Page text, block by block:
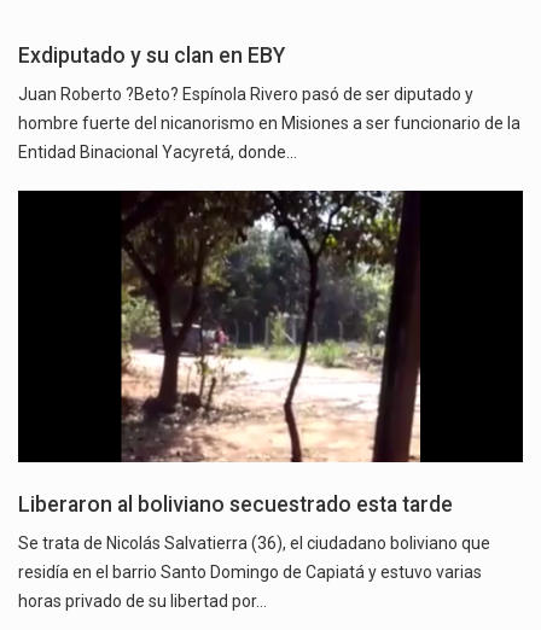
Exdiputado y su clan en EBY
Juan Roberto ?Beto? Espínola Rivero pasó de ser diputado y
hombre fuerte del nicanorismo en Misiones a ser funcionario de la
Entidad Binacional Yacyretá, donde…
Liberaron al boliviano secuestrado esta tarde
Se trata de Nicolás Salvatierra (36), el ciudadano boliviano que
residía en el barrio Santo Domingo de Capiatá y estuvo varias
horas privado de su libertad por…